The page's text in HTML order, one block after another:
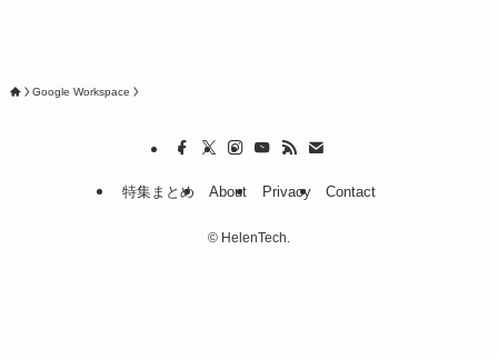
Google Workspace
特集まとめ About Privacy Contact
© HelenTech.